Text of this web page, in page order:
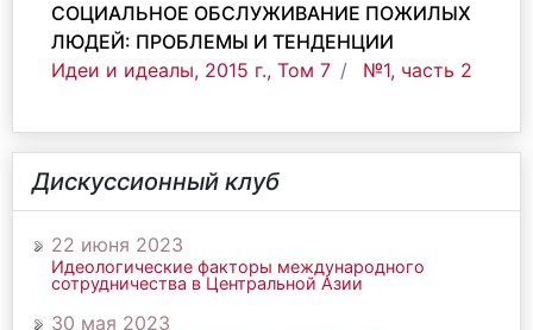
СОЦИАЛЬНОЕ ОБСЛУЖИВАНИЕ ПОЖИЛЫХ
ЛЮДЕЙ: ПРОБЛЕМЫ И ТЕНДЕНЦИИ
Идеи и идеалы, 2015 г., Том 7
№1, часть 2
Дискуссионный клуб
22 июня 2023
Идеологические факторы международного
сотрудничества в Центральной Азии
30 мая 2023